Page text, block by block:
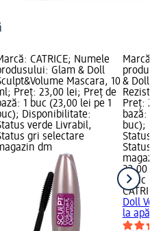
CATRICE; Numele
Glam & Doll
Mascara, 10
Preț: 23,00 lei; Preț de
1 buc (23,00 lei pe 1
Disponibilitate:
verde Livrabil,
gri selectare
dm
Marcă:
& Doll
Preț:
bază: 1
buc);
Status
Status
23,00 lei
1 buc
CATRICE
Doll
la apă,